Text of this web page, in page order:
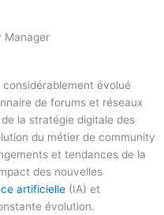
Manager
évolué
de forums et réseaux
la stratégie digitale des
du métier de community
et tendances de la
des nouvelles
artificielle (IA) et
évolution.